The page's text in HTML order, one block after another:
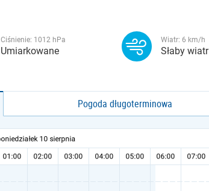
Ciśnienie: 1012 hPa
Umiarkowane
Wiatr: 6 km/h
Słaby wiatr
Pogoda długoterminowa